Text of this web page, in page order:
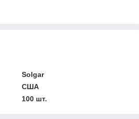
Solgar
США
100 шт.